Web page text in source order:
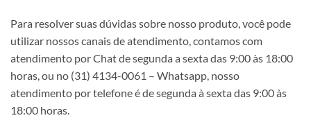
Para resolver suas dúvidas sobre nosso produto, você pode
utilizar nossos canais de atendimento, contamos com
atendimento por Chat de segunda a sexta das 9:00 às 18:00
horas, ou no (31) 4134-0061 – Whatsapp, nosso
atendimento por telefone é de segunda à sexta das 9:00 às
18:00 horas.